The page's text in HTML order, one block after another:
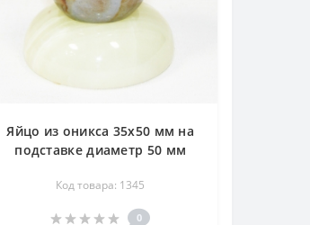
Яйцо из оникса 35х50 мм на
подставке диаметр 50 мм
Код товара: 1345
0